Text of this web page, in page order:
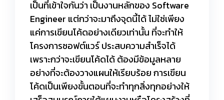
เป็นที่เข้าใจกันว่า เป็นงานหลักของ Software
Engineer แต่กว่าจะมาถึงจุดนี้ได้ ไม่ใช่เพียง
แค่การเขียนโค้ดอย่างเดียวเท่านั้น ที่จะทำให้
โครงการซอฟต์แวร์ ประสบความสำเร็จได้
เพราะกว่าจะเขียนโค้ดได้ ต้องมีข้อมูลหลาย
อย่างที่จะต้องวางแผนให้เรียบร้อย การเขียน
โค้ดเป็นเพียงขั้นตอนที่จะทำทุกสิ่งทุกอย่างให้